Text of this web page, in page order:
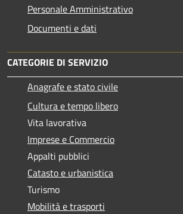
Personale Amministrativo
Documenti e dati
CATEGORIE DI SERVIZIO
Anagrafe e stato civile
Cultura e tempo libero
Vita lavorativa
Imprese e Commercio
Appalti pubblici
Catasto e urbanistica
Turismo
Mobilità e trasporti